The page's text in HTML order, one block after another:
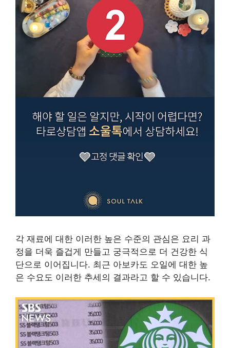
각 재료에 대한 이러한 높은 수준의 관심은 요리 과
정을 더욱 즐겁게 만들고 궁극적으로 더 건강한 식
단으로 이어집니다. 최근 아보카도 오일에 대한 높
은 수요도 이러한 추세의 결과라고 할 수 있습니다.